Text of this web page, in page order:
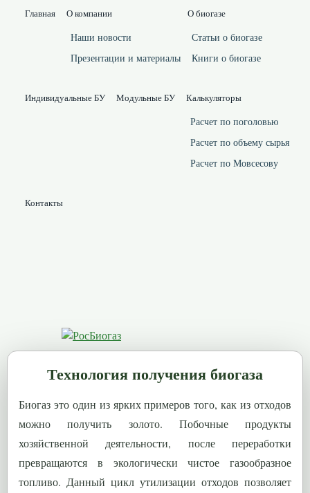
Главная О компании
Наши новости
Презентации и материалы
О биогазе
Статьи о биогазе
Книги о биогазе
Индивидуальные БУ Модульные БУ Калькуляторы
Расчет по поголовью
Расчет по объему сырья
Расчет по Мовсесову
Контакты
Технология получения биогаза
Биогаз это один из ярких примеров того, как из отходов
можно получить золото. Побочные продукты
хозяйственной деятельности, после переработки
превращаются в экологически чистое газообразное
топливо. Данный цикл утилизации отходов позволяет